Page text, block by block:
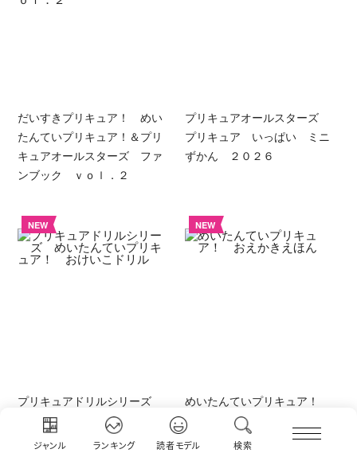
ジャンル ランキング 読者モデル 検索
だいすきプリキュア！ めい
たんていプリキュア！＆プリ
キュアオールスターズ ファ
ンブック ｖｏｌ．２
プリキュアオールスターズ
プリキュア いっぱい ミニ
ずかん ２０２６
NEW
プリキュアドリルシリーズ
めいたんていプリキュア！
おけいこドリル
NEW
めいたんていプリキュア！
おえかきえほん